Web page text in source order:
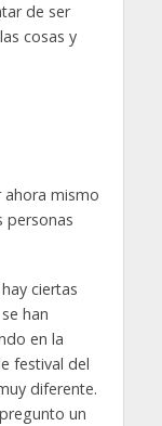
de ser
cosas y
mismo
personas
ciertas
han
en la
festival del
diferente.
un